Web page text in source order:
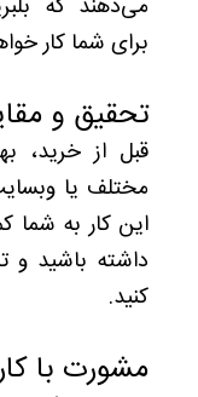
می‌دهند که
برای شما کار
تحقیق و
قبل از خرید،
مختلف یا
این کار به شما
داشته باشید و
کنید.
مشورت با